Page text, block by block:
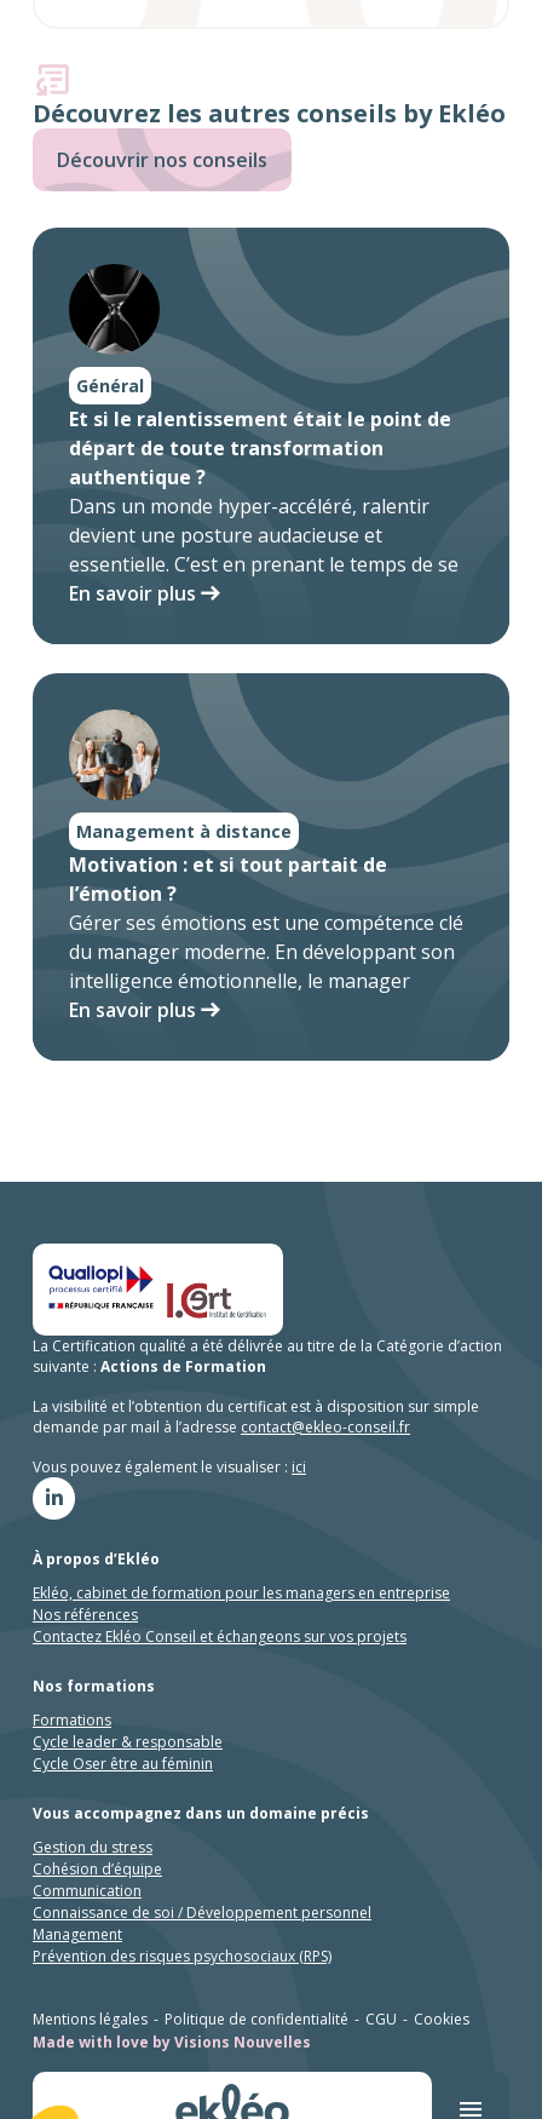
Découvrez les autres conseils by Ekléo
Découvrir nos conseils
Général
Et si le ralentissement était le point de
départ de toute transformation
authentique ?
Dans un monde hyper-accéléré, ralentir
devient une posture audacieuse et
essentielle. C’est en prenant le temps de se
reconnecter à soi que l’on développe
émotions, de ses besoins profonds, et de
son environnement.
Les approches d’Ekléo placent le
ralentissement au cœur des parcours de
formation : temps de silence, pratiques
d’ancrage, écoute du corps… Tout est pensé
pour favoriser des prises de conscience
durables et un leadership plus incarné.
Soutenus par les traditions contemplatives
et les neurosciences (Damasio, Porges,
Kabat-Zinn), ces dispositifs montrent que la
lenteur n’est pas une perte d’efficacité, mais
transformatrice.
En savoir plus
Management à distance
Motivation : et si tout partait de
l’émotion ?
Gérer ses émotions est une compétence clé
du manager moderne. En développant son
intelligence émotionnelle, le manager
gagne en lucidité, en impact relationnel et
puissant pour un management plus humain
En savoir plus
La Certification qualité a été délivrée au titre de la Catégorie d’action
suivante : Actions de Formation
La visibilité et l’obtention du certificat est à disposition sur simple
demande par mail à l’adresse contact@ekleo-conseil.fr
Vous pouvez également le visualiser : ici
À propos d’Ekléo
Ekléo, cabinet de formation pour les managers en entreprise
Nos références
Contactez Ekléo Conseil et échangeons sur vos projets
Nos formations
Formations
Cycle leader & responsable
Cycle Oser être au féminin
Vous accompagnez dans un domaine précis
Gestion du stress
Cohésion d’équipe
Communication
Connaissance de soi / Développement personnel
Management
Prévention des risques psychosociaux (RPS)
Mentions légales Politique de confidentialité CGU
Cookies
Made with love by Visions Nouvelles